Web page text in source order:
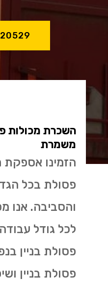
השכרת מכולות
משמרת
הזמינו אספקת
פסולת בכל
והסביבה. אנו
לכל גודל
פסולת בניין